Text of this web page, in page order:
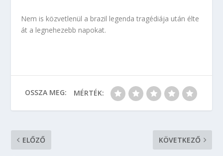
Nem is közvetlenül a brazil legenda tragédiája után élte
át a legnehezebb napokat.
OSSZA MEG: MÉRTÉK:
ELŐZŐ KÖVETKEZŐ